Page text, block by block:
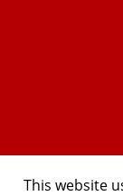
This website